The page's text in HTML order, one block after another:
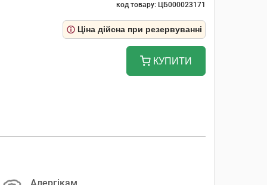
код товару: ЦБ000023171
Ціна дійсна при резервуванні
КУПИТИ